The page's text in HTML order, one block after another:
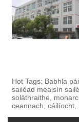
Hot Tags: Babhla
sailéad meaisín
soláthraithe,
ceannach, cáilíocht,